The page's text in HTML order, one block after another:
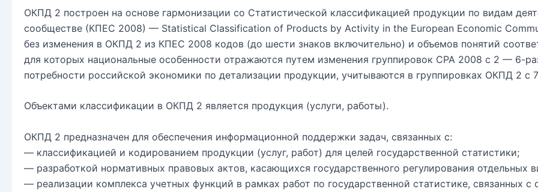
ОКПД 2 построен на основе гармонизации со Статистической классификацией продукции по видам
сообществе (КПЕС 2008) — Statistical Classification of Products by Activity in the European Economic
без изменения в ОКПД 2 из КПЕС 2008 кодов (до шести знаков включительно) и объемов понятий
для которых национальные особенности отражаются путем изменения группировок СРА 2008 с 2 — 6-
потребности российской экономики по детализации продукции, учитываются в группировках ОКПД 2
Объектами классификации в ОКПД 2 является продукция (услуги, работы).
ОКПД 2 предназначен для обеспечения информационной поддержки задач, связанных с:
— классификацией и кодированием продукции (услуг, работ) для целей государственной статистики;
— разработкой нормативных правовых актов, касающихся государственного регулирования отдельных
— реализации комплекса учетных функций в рамках работ по государственной статистике, связанных с